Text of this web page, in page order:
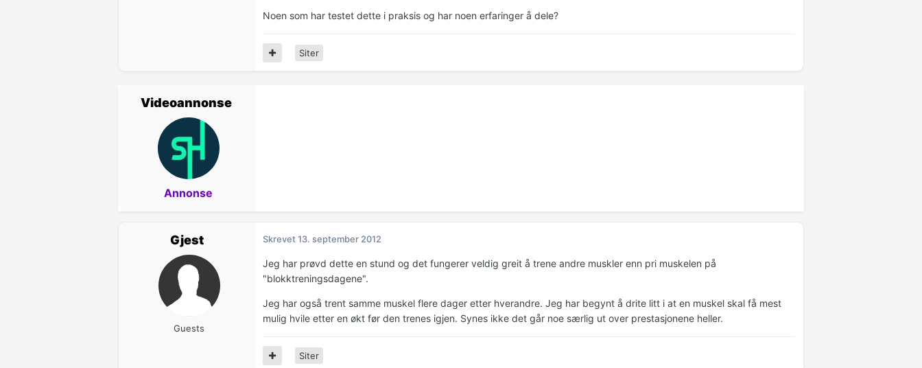
Noen som har testet dette i praksis og har noen erfaringer å dele?
Siter
Videoannonse
Annonse
Gjest
Guests
Skrevet13. september 2012
Jeg har prøvd dette en stund og det fungerer veldig greit å trene andre muskler enn pri muskelen på
"blokktreningsdagene".
Jeg har også trent samme muskel flere dager etter hverandre. Jeg har begynt å drite litt i at en muskel skal få mest
mulig hvile etter en økt før den trenes igjen. Synes ikke det går noe særlig ut over prestasjonene heller.
Siter